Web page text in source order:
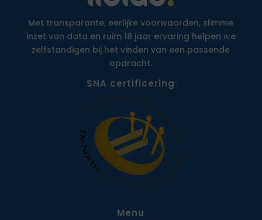
Met transparante, eerlijke voorwaarden, slimme
inzet van data en ruim 18 jaar ervaring helpen we
zelfstandigen bij het vinden van een passende
opdracht.
SNA certificering
Menu